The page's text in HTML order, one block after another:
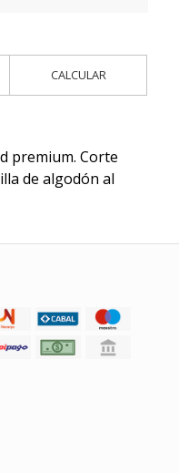
CALCULAR
premium. Corte
de algodón al